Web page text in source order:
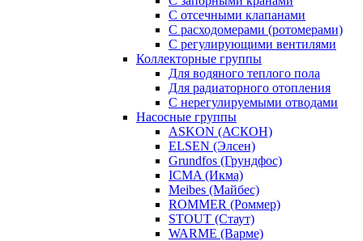
С отсечными клапанами
С расходомерами (ротомерами)
С регулирующими вентилями
Коллекторные группы
Для водяного теплого пола
Для радиаторного отопления
С нерегулируемыми отводами
Насосные группы
ASKON (АСКОН)
ELSEN (Элсен)
Grundfos (Грундфос)
ICMA (Икма)
Meibes (Майбес)
ROMMER (Роммер)
STOUT (Стаут)
WARME (Варме)